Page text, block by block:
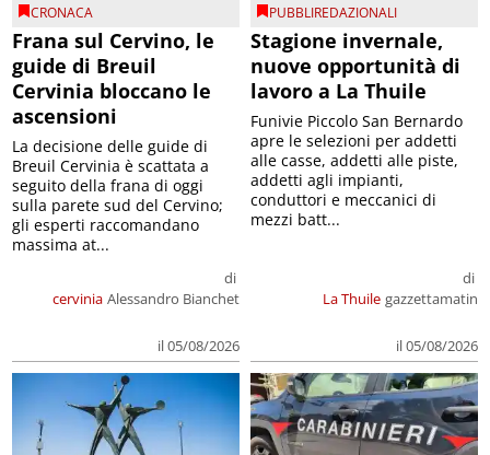
CRONACA
Frana sul Cervino, le
guide di Breuil
Cervinia bloccano le
ascensioni
cervinia
di
Alessandro Bianchet
il 05/08/2026
La decisione delle guide di
Breuil Cervinia è scattata a
seguito della frana di oggi
sulla parete sud del Cervino;
gli esperti raccomandano
massima at...
PUBBLIREDAZIONALI
Stagione invernale,
nuove opportunità di
lavoro a La Thuile
La Thuile
di
gazzettamatin
il 05/08/2026
Funivie Piccolo San Bernardo
apre le selezioni per addetti
alle casse, addetti alle piste,
addetti agli impianti,
conduttori e meccanici di
mezzi batt...